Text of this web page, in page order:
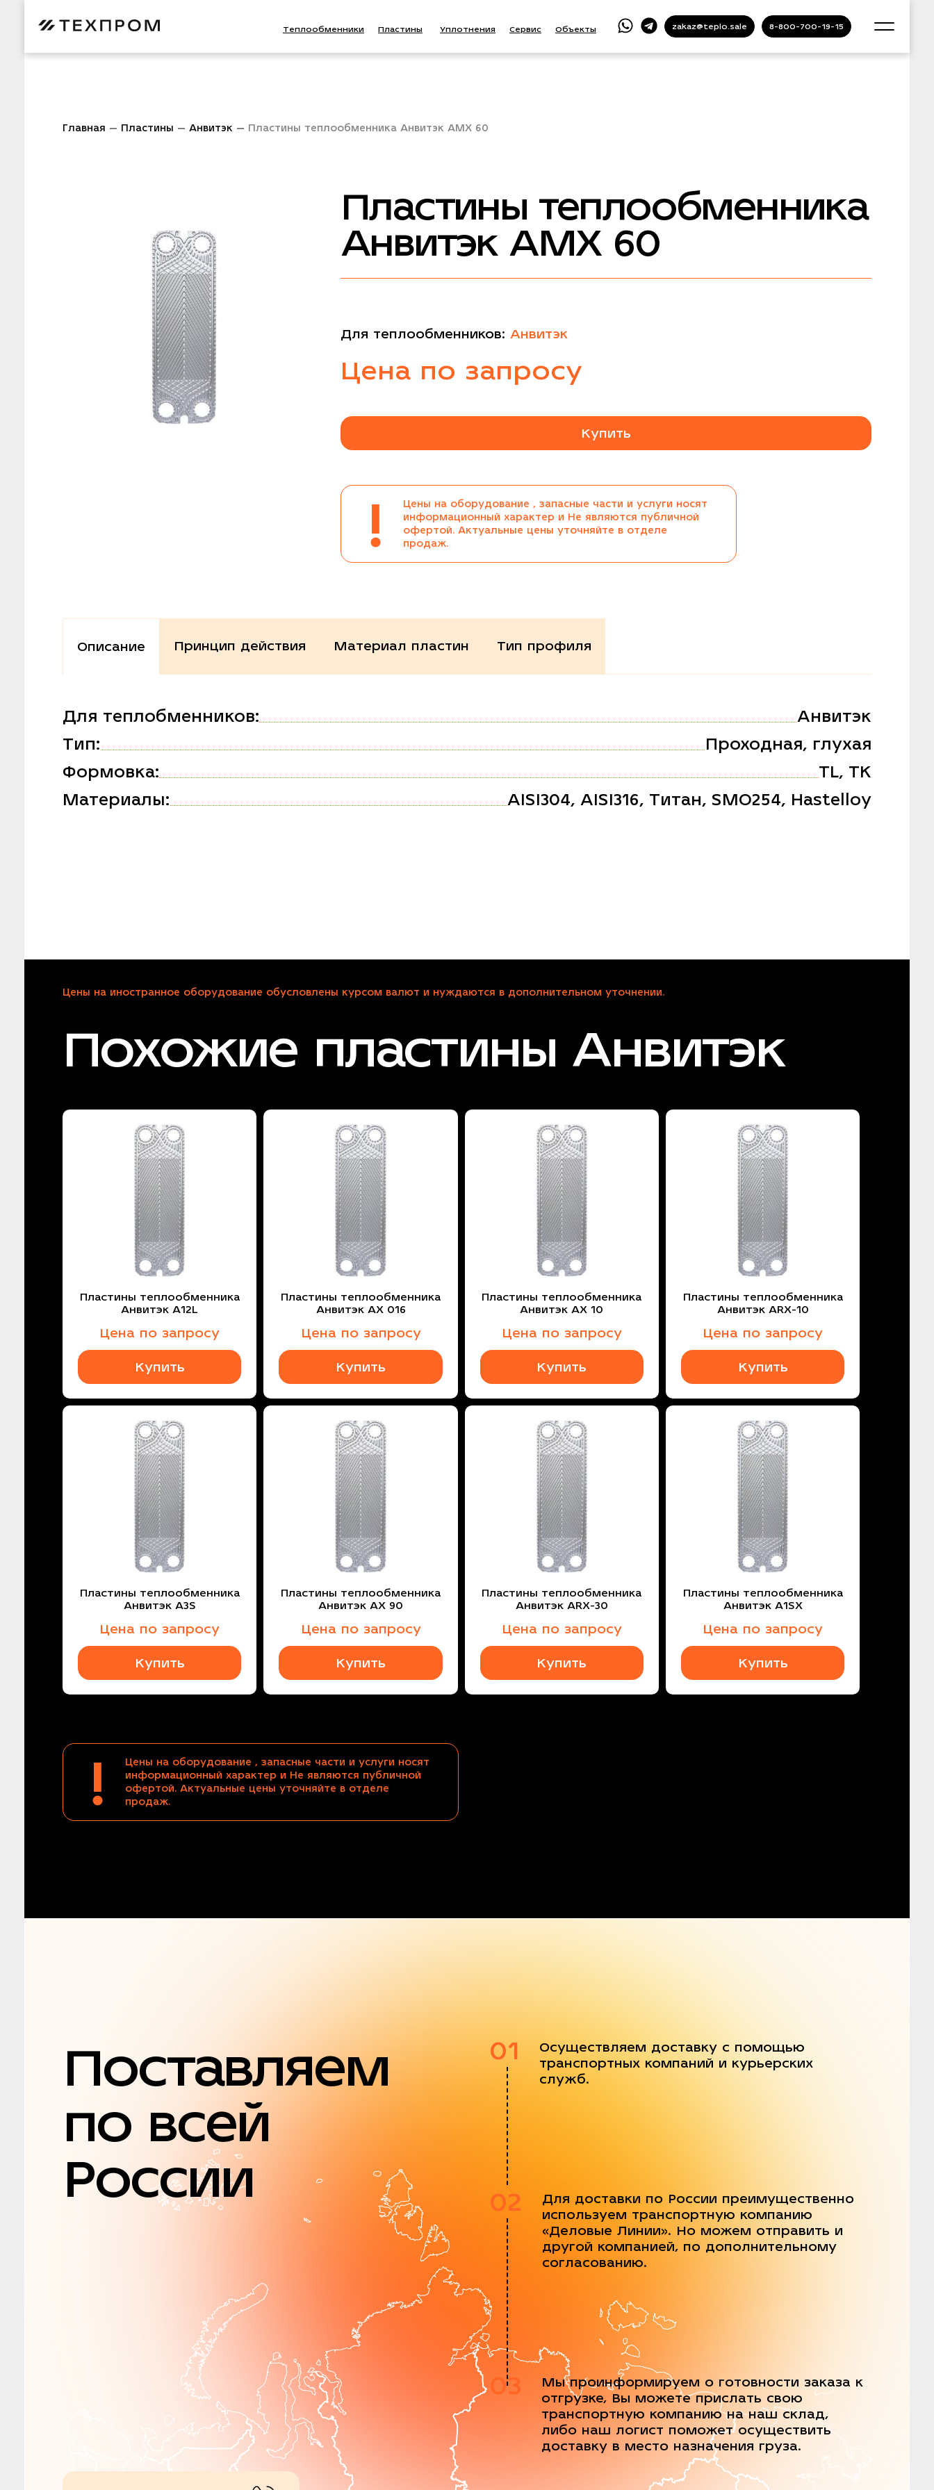
Теплообменники Пластины Уплотнения Сервис Объекты zakaz@teplo.sale 8-800-700-19-15
Главная Пластины Анвитэк Пластины теплообменника Анвитэк AMX 60
Пластины теплообменника
Анвитэк AMX 60
Для теплообменников: Анвитэк
Цена по запросу
Купить
!
Цены на оборудование , запасные части и услуги носят
информационный характер и Не являются публичной
офертой. Актуальные цены уточняйте в отделе
продаж.
Описание Принцип действия Материал пластин Тип профиля
Для теплобменников:
Анвитэк
Тип:
Проходная, глухая
Формовка:
TL, TK
Материалы:
AISI304, AISI316, Титан, SMO254, Hastelloy
Цены на иностранное оборудование обусловлены курсом валют и нуждаются в дополнительном уточнении.
Похожие пластины Анвитэк
Пластины теплообменника
Анвитэк A12L
Цена по запросу
Купить
Пластины теплообменника
Анвитэк AX 016
Цена по запросу
Купить
Пластины теплообменника
Анвитэк AX 10
Цена по запросу
Купить
Пластины теплообменника
Анвитэк ARX-10
Цена по запросу
Купить
Пластины теплообменника
Анвитэк A3S
Цена по запросу
Купить
Пластины теплообменника
Анвитэк AX 90
Цена по запросу
Купить
Пластины теплообменника
Анвитэк ARX-30
Цена по запросу
Купить
Пластины теплообменника
Анвитэк A1SX
Цена по запросу
Купить
!
Цены на оборудование , запасные части и услуги носят
информационный характер и Не являются публичной
офертой. Актуальные цены уточняйте в отделе
продаж.
Поставляем
по всей
России
01
Осуществляем доставку с помощью
транспортных компаний и курьерских
служб.
02
Для доставки по России преимущественно
используем транспортную компанию
«Деловые Линии». Но можем отправить и
другой компанией, по дополнительному
согласованию.
03
Мы проинформируем о готовности заказа к
отгрузке, Вы можете прислать свою
транспортную компанию на наш склад,
либо наш логист поможет осуществить
доставку в место назначения груза.